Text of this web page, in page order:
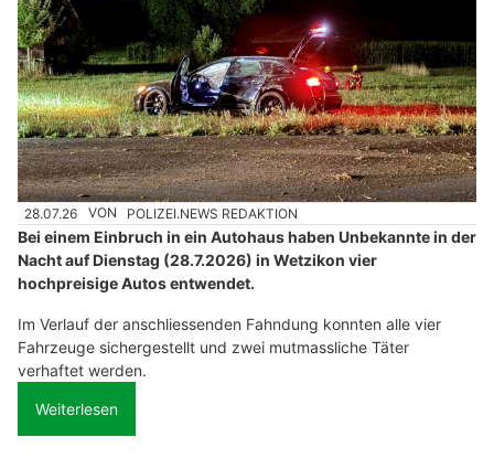
28.07.26 VON POLIZEI.NEWS REDAKTION
Bei einem Einbruch in ein Autohaus haben Unbekannte in der
Nacht auf Dienstag (28.7.2026) in Wetzikon vier
hochpreisige Autos entwendet.
Im Verlauf der anschliessenden Fahndung konnten alle vier
Fahrzeuge sichergestellt und zwei mutmassliche Täter
verhaftet werden.
Weiterlesen